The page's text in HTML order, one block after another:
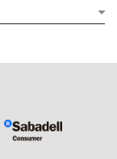
(rotura de
temps que duri el